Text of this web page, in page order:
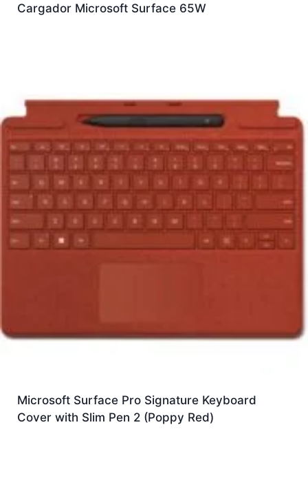
Cargador Microsoft Surface 65W
Microsoft Surface Pro Signature Keyboard
Cover with Slim Pen 2 (Poppy Red)